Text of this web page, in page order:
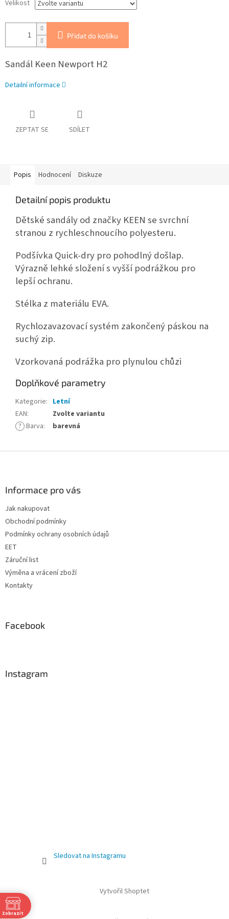
Velikost
Přidat do košíku
Sandál Keen Newport H2
Detailní informace
ZEPTAT SE SDÍLET
Popis Hodnocení Diskuze
Detailní popis produktu
Dětské sandály od značky KEEN se svrchní
stranou z rychleschnoucího polyesteru.
Podšívka Quick-dry pro pohodlný došlap.
Výrazně lehké složení s vyšší podrážkou pro
lepší ochranu.
Stélka z materiálu EVA.
Rychlozavazovací systém zakončený páskou na
suchý zip.
Vzorkovaná podrážka pro plynulou chůzi
Doplňkové parametry
Kategorie: Letní
EAN:
Zvolte variantu
? Barva: barevná
Informace pro vás
Jak nakupovat
Obchodní podmínky
Podmínky ochrany osobních údajů
EET
Záruční list
Výměna a vrácení zboží
Kontakty
Facebook
Instagram
Sledovat na Instagramu
Vytvořil Shoptet
Zobrazit